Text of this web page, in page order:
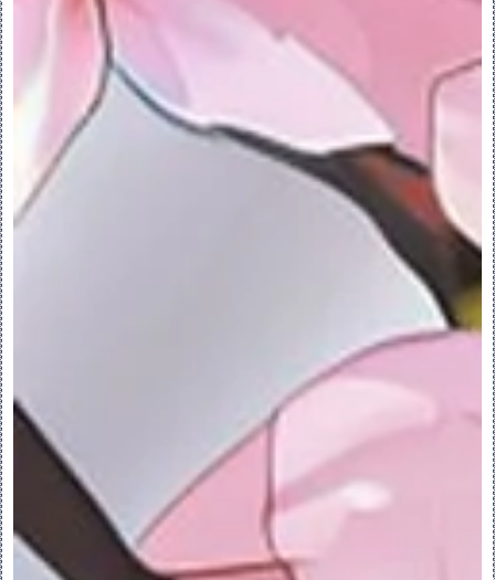
选择两个面组，然后单击“模型”(Model) >
“合并”(Merge)。
单击“模型”(Model) > “合并”(Merge)，
然后选择两个面组。
“合并”(Merge) 选项卡随即打开。选定的第
一个面组成为默认主面组，它提供合并面组的
2.要选择合并方法，单击“选项”(Options)
组。生成的面组包括与相交边界邻近的原始面
组的各部分。选择保留每个面组的哪部分。
“联接”(Join) - 合并两个相邻的面组。一
个面组的单侧边必须位于另一个面组上。
3.两个面组相交处的箭头指向将被包括在合并
面组中的面组的侧。通过进行下列操作可更改
要包括在结果特征中的面组的侧：
当选择“相交”(Intersect) 时：